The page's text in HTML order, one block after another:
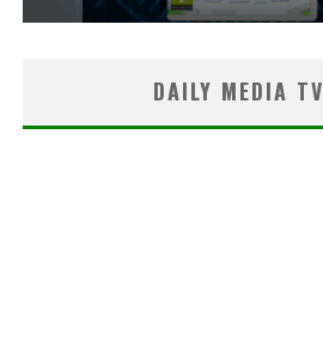
DAILY MEDIA TV